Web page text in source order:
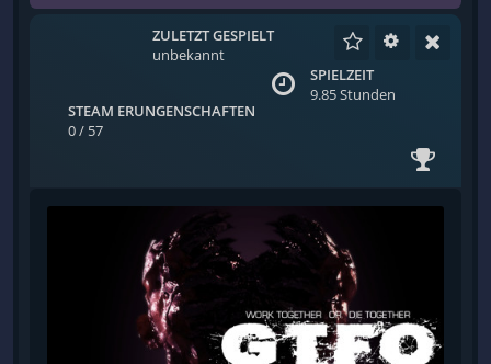
ZULETZT GESPIELT
unbekannt
SPIELZEIT
9.85 Stunden
STEAM ERUNGENSCHAFTEN
0 / 57